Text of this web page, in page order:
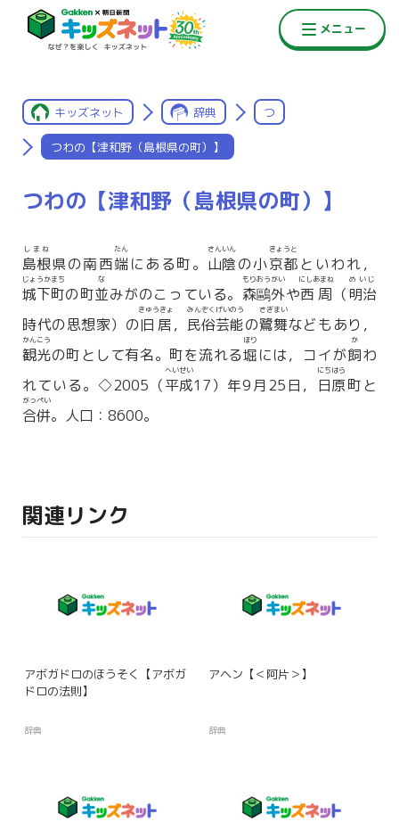
キッズネット 辞典 つ
つわの【津和野（島根県の町）】
つわの【津和野（島根県の町）】
島根
しまね
県の南西端
たん
にある町。 山陰
さんいん
の小京都
きょうと
といわれ，
城下町
じょうかまち
の町並
な
みがのこっている。 森鷗外
もりおうがい
や西周
にしあまね
（明治
めいじ
時代の思想家）の旧居
きゅうきょ
， 民俗芸能
みんぞくげいのう
の鷺舞
さぎまい
などもあり，
観光
かんこう
の町として有名。町を流れる堀
ほり
には，コイが飼
か
わ
れている。◇2005（平成
へいせい
17）年9月25日， 日原
にちはら
町と
合併
がっぺい
。人口：8600。
関連リンク
アボガドロのほうそく【アボガ
ドロの法則】
辞典
アヘン【＜阿片＞】
辞典